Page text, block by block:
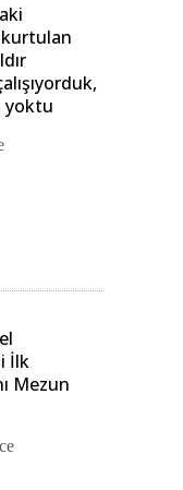
kurtulan
yoktu
İlk
Mezun